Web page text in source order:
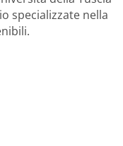
specializzate nella